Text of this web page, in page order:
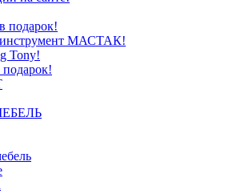
подарок!
МАСТАК!
Tony!